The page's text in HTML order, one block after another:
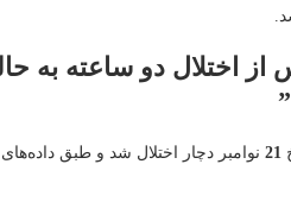
اختلال دو ساعته به
21 نوامبر دچار اختلال شد و طبق